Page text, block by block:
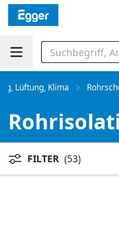
Lüftung, Klima
FILTER (53)